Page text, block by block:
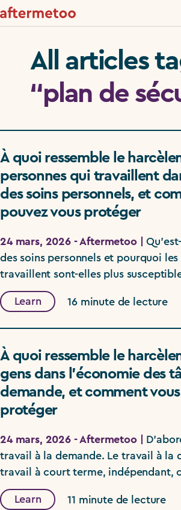
All articles
“plan de
À quoi ressemble le
personnes qui travaillent
des soins personnels, et
pouvez vous protéger
24 mars, 2026 - Aftermetoo |
des soins personnels et pourquoi
travaillent sont-elles plus
Learn 16 minute de lecture
À quoi ressemble le
gens dans l’économie des
demande, et comment
protéger
24 mars, 2026 - Aftermetoo |
travail à la demande. Le travail à la
travail à court terme, indépendant,
Learn 11 minute de lecture